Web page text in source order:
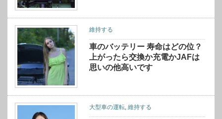
維持する
車のバッテリー 寿命はどの位？
上がったら交換か充電かJAFは
思いの他高いです
大型車の運転 ,維持する